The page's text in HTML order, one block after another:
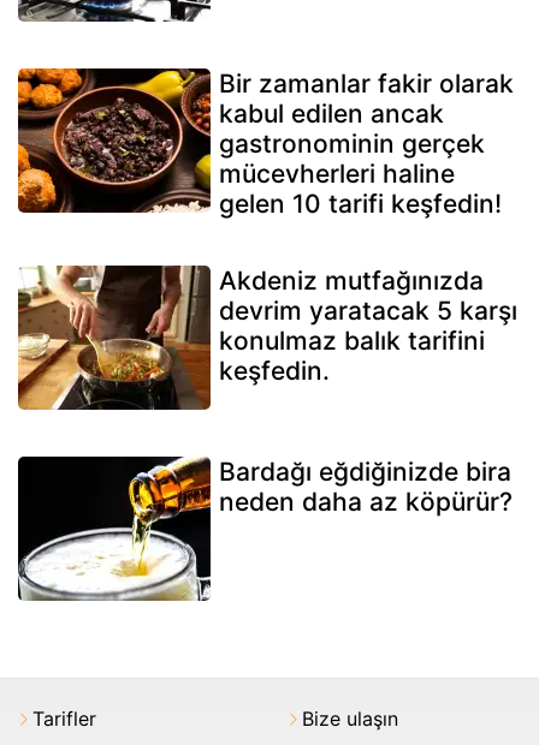
Bir zamanlar fakir olarak
kabul edilen ancak
gastronominin gerçek
mücevherleri haline
gelen 10 tarifi keşfedin!
Akdeniz mutfağınızda
devrim yaratacak 5 karşı
konulmaz balık tarifini
keşfedin.
Bardağı eğdiğinizde bira
neden daha az köpürür?
Tarifler Bize ulaşın